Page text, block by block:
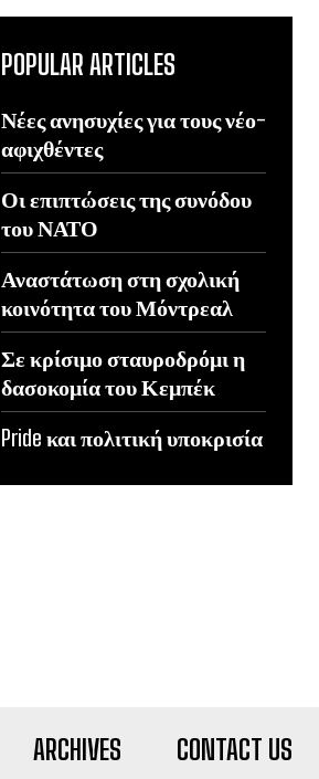
POPULAR ARTICLES
Νέες ανησυχίες για τους νέο-
αφιχθέντες
Οι επιπτώσεις της συνόδου
του ΝΑΤΟ
Αναστάτωση στη σχολική
κοινότητα του Μόντρεαλ
Σε κρίσιμο σταυροδρόμι η
δασοκομία του Κεμπέκ
Pride και πολιτική υποκρισία
ARCHIVES CONTACT US